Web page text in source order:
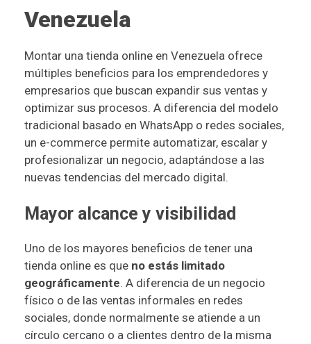
Venezuela
Montar una tienda online en Venezuela ofrece
múltiples beneficios para los emprendedores y
empresarios que buscan expandir sus ventas y
optimizar sus procesos. A diferencia del modelo
tradicional basado en WhatsApp o redes sociales,
un e-commerce permite automatizar, escalar y
profesionalizar un negocio, adaptándose a las
nuevas tendencias del mercado digital.
Mayor alcance y visibilidad
Uno de los mayores beneficios de tener una
tienda online es que no estás limitado
geográficamente. A diferencia de un negocio
físico o de las ventas informales en redes
sociales, donde normalmente se atiende a un
círculo cercano o a clientes dentro de la misma